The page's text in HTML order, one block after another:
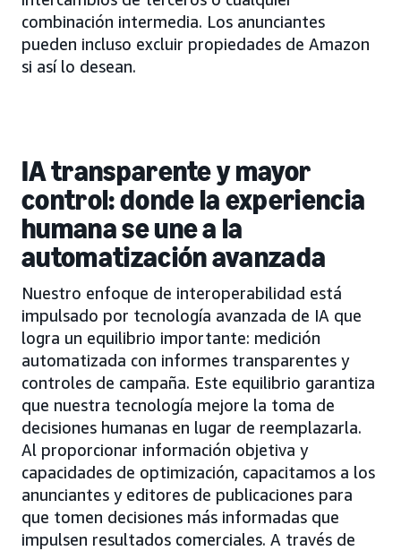
combinación intermedia. Los anunciantes
pueden incluso excluir propiedades de Amazon
si así lo desean.
IA transparente y mayor
control: donde la experiencia
humana se une a la
automatización avanzada
Nuestro enfoque de interoperabilidad está
impulsado por tecnología avanzada de IA que
logra un equilibrio importante: medición
automatizada con informes transparentes y
controles de campaña. Este equilibrio garantiza
que nuestra tecnología mejore la toma de
decisiones humanas en lugar de reemplazarla.
Al proporcionar información objetiva y
capacidades de optimización, capacitamos a los
anunciantes y editores de publicaciones para
que tomen decisiones más informadas que
impulsen resultados comerciales. A través de